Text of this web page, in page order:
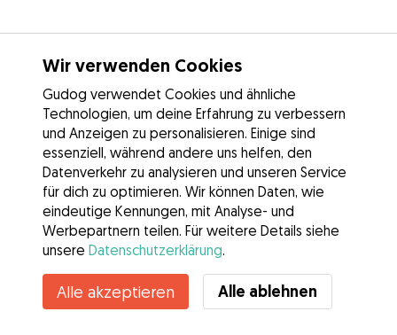
Kontakt
Kennst du die Vorteile von Gudog? Mehr sehen
Wir verwenden Cookies
Gudog verwendet Cookies und ähnliche
Technologien, um deine Erfahrung zu verbessern
und Anzeigen zu personalisieren. Einige sind
essenziell, während andere uns helfen, den
Datenverkehr zu analysieren und unseren Service
für dich zu optimieren. Wir können Daten, wie
eindeutige Kennungen, mit Analyse- und
Werbepartnern teilen. Für weitere Details siehe
unsere Datenschutzerklärung.
Alle akzeptieren Alle ablehnen